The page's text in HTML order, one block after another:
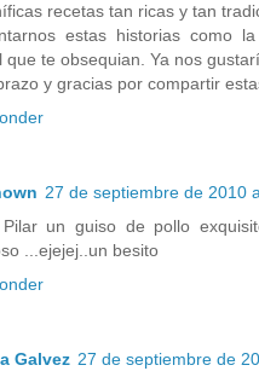
recetas tan ricas y tan
estas historias como
que te obsequian. Ya nos
y gracias por compartir
27 de septiembre de 2010
Pilar un guiso de pollo
...ejejej..un besito
Galvez 27 de septiembre de